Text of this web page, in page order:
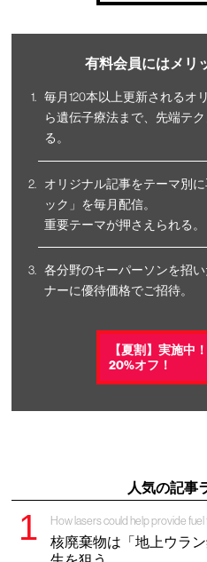
有料会員にはメリ
毎月120本以上更新されるオ
ら遺伝子療法まで、先端テ
る。
オリジナル記事をテーマ別
ック」を毎月配信。
重要テーマが押さえられる。
各分野のキーパーソンを招
ナーに優待価格でご招待。
【夏割】実施中
20%オフ！
人気の記事
How lasers could help provide
核廃棄物は「地上ウラ